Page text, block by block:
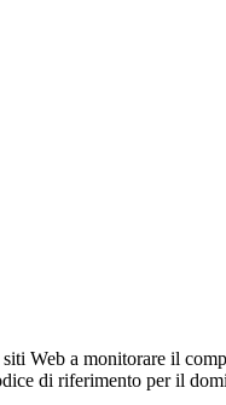
Web a monitorare il
di riferimento per il